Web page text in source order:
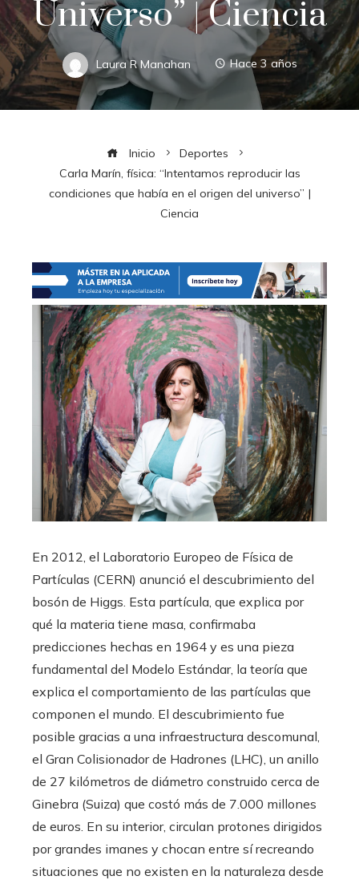
Universo” | Ciencia
Laura R Manahan Hace 3 años
Inicio
Deportes
Carla Marín, física: “Intentamos reproducir las
condiciones que había en el origen del universo” |
Ciencia
En 2012, el Laboratorio Europeo de Física de
Partículas (CERN) anunció el descubrimiento del
bosón de Higgs. Esta partícula, que explica por
qué la materia tiene masa, confirmaba
predicciones hechas en 1964 y es una pieza
fundamental del Modelo Estándar, la teoría que
explica el comportamiento de las partículas que
componen el mundo. El descubrimiento fue
posible gracias a una infraestructura descomunal,
el Gran Colisionador de Hadrones (LHC), un anillo
de 27 kilómetros de diámetro construido cerca de
Ginebra (Suiza) que costó más de 7.000 millones
de euros. En su interior, circulan protones dirigidos
por grandes imanes y chocan entre sí recreando
situaciones que no existen en la naturaleza desde